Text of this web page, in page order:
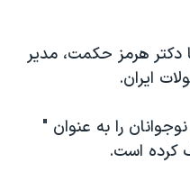
دکتر هرمز حکمت، مدير
ايران.
را به عنوان "
کرده است.